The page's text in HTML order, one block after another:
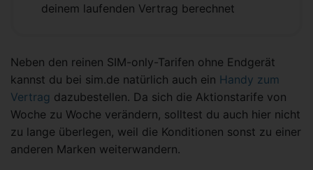
deinem laufenden Vertrag berechnet
Neben den reinen SIM-only-Tarifen ohne Endgerät
kannst du bei sim.de natürlich auch ein Handy zum
Vertrag dazubestellen. Da sich die Aktionstarife von
Woche zu Woche verändern, solltest du auch hier nicht
zu lange überlegen, weil die Konditionen sonst zu einer
anderen Marken weiterwandern.